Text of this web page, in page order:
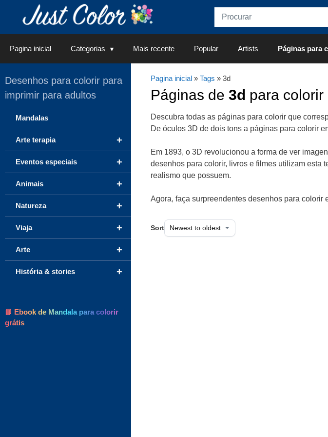
Pagina inicial Categorias Mais recente Popular Artists Páginas para
Pagina inicial» Tags » 3d
Páginas de 3d para
Descubra todas as páginas para colorir que
De óculos 3D de dois tons a páginas para colorir
Em 1893, o 3D revolucionou a forma de ver
desenhos para colorir, livros e filmes utilizam esta
realismo que possuem.
Agora, faça surpreendentes desenhos para colorir
Sort
Desenhos para colorir para
imprimir para adultos
Mandalas
+
Arte terapia
+
Eventos especiais
+
Animais
+
Natureza
+
Viaja
+
Arte
+
História & stories
📘 Ebook de Mandala para colorir
grátis